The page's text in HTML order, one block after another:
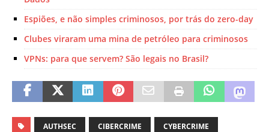
Espiões, e não simples criminosos, por trás do zero-day
Clubes viraram uma mina de petróleo para criminosos
VPNs: para que servem? São legais no Brasil?
AUTHSEC CIBERCRIME CYBERCRIME